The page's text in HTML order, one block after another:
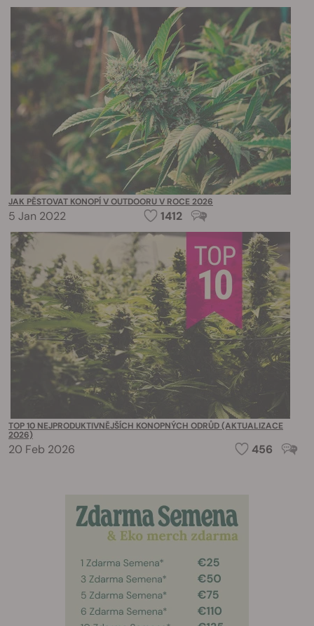
JAK PĚSTOVAT KONOPÍ V OUTDOORU V ROCE 2026
5 Jan 2022 1412
TOP 10 NEJPRODUKTIVNĚJŠÍCH KONOPNÝCH ODRŮD (AKTUALIZACE
2026)
20 Feb 2026 456